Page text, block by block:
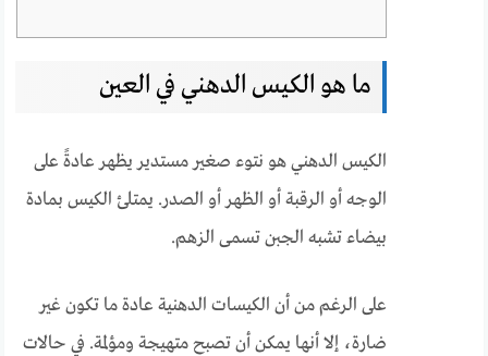
ما هو الكيس الدهني في العين
الكيس الدهني هو نتوء صغير مستدير يظهر عادةً على
الوجه أو الرقبة أو الظهر أو الصدر. يمتلئ الكيس بمادة
بيضاء تشبه الجبن تسمى الزهم.
على الرغم من أن الكيسات الدهنية عادة ما تكون غير
ضارة، إلا أنها يمكن أن تصبح متهيجة ومؤلمة. في حالات